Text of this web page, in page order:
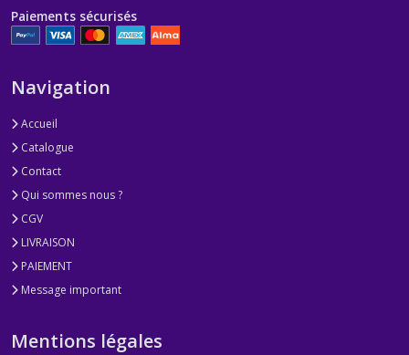
Paiements sécurisés
Navigation
Accueil
Catalogue
Contact
Qui sommes nous ?
CGV
LIVRAISON
PAIEMENT
Message important
Mentions légales